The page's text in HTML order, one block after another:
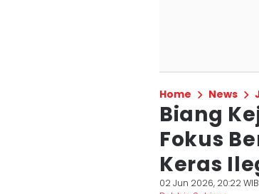
Home News
Biang
Fokus
Keras
02 Jun 2026, 20:22 WIB